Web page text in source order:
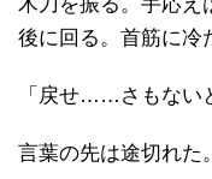
後に回る。首筋に冷
「戻せ……さもない
言葉の先は途切れた。